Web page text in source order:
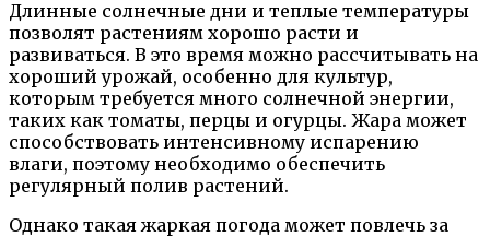
Длинные солнечные дни и теплые температуры
позволят растениям хорошо расти и
развиваться. В это время можно рассчитывать на
хороший урожай, особенно для культур,
которым требуется много солнечной энергии,
таких как томаты, перцы и огурцы. Жара может
способствовать интенсивному испарению
влаги, поэтому необходимо обеспечить
регулярный полив растений.
Однако такая жаркая погода может повлечь за